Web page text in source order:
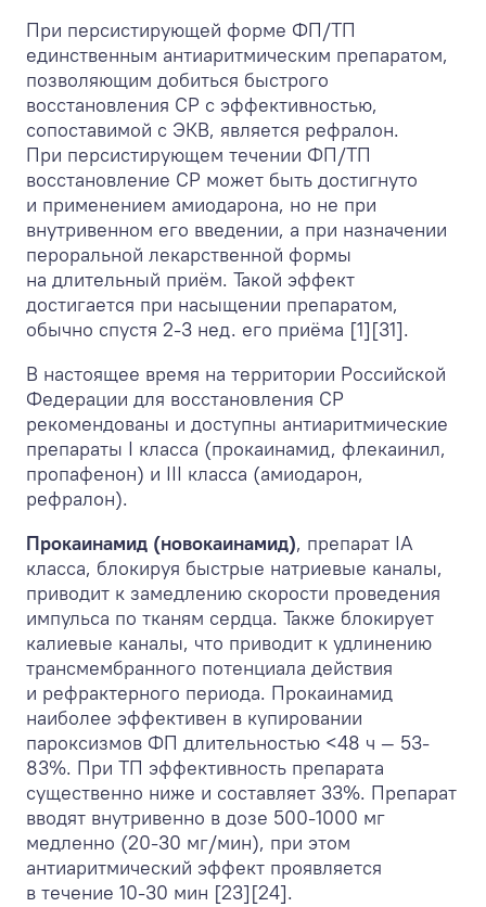
При персистирующей форме ФП/ТП
единственным антиаритмическим препаратом,
позволяющим добиться быстрого
восстановления СР с эффективностью,
сопоставимой с ЭКВ, является рефралон.
При персистирующем течении ФП/ТП
восстановление СР может быть достигнуто
и применением амиодарона, но не при
внутривенном его введении, а при назначении
пероральной лекарственной формы
на длительный приём. Такой эффект
достигается при насыщении препаратом,
обычно спустя 2-3 нед. его приёма [1][31].
В настоящее время на территории Российской
Федерации для восстановления СР
рекомендованы и доступны антиаритмические
препараты I класса (прокаинамид, флекаинил,
пропафенон) и III класса (амиодарон,
рефралон).
Прокаинамид (новокаинамид), препарат IA
класса, блокируя быстрые натриевые каналы,
приводит к замедлению скорости проведения
импульса по тканям сердца. Также блокирует
калиевые каналы, что приводит к удлинению
трансмембранного потенциала действия
и рефрактерного периода. Прокаинамид
наиболее эффективен в купировании
пароксизмов ФП длительностью <48 ч — 53-
83%. При ТП эффективность препарата
существенно ниже и составляет 33%. Препарат
вводят внутривенно в дозе 500-1000 мг
медленно (20-30 мг/мин), при этом
антиаритмический эффект проявляется
в течение 10-30 мин [23][24].